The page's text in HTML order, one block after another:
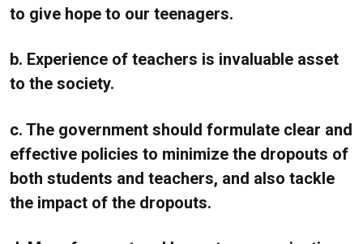
to give hope to our teenagers.
b. Experience of teachers is invaluable asset
to the society.
c. The government should formulate clear and
effective policies to minimize the dropouts of
both students and teachers, and also tackle
the impact of the dropouts.